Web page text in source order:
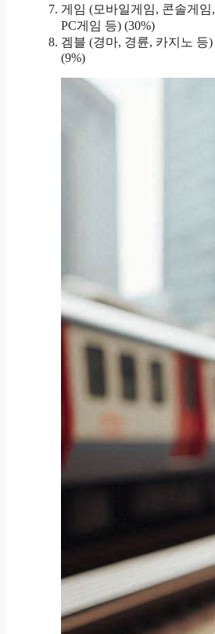
게임 (모바일게임, 콘솔게임,
PC게임 등) (30%)
겜블 (경마, 경륜, 카지노 등)
(9%)